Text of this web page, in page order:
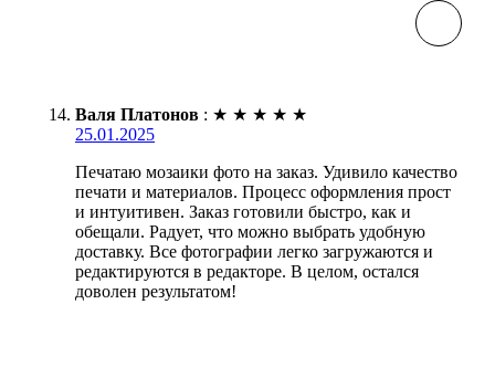
Валя Платонов : ★ ★ ★ ★ ★
25.01.2025
Печатаю мозаики фото на заказ. Удивило качество
печати и материалов. Процесс оформления прост
и интуитивен. Заказ готовили быстро, как и
обещали. Радует, что можно выбрать удобную
доставку. Все фотографии легко загружаются и
редактируются в редакторе. В целом, остался
доволен результатом!